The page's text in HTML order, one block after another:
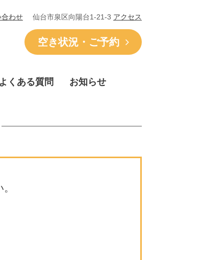
合わせ 仙台市泉区向陽台1-21-3 アクセス
空き状況・ご予約
よくある質問 お知らせ